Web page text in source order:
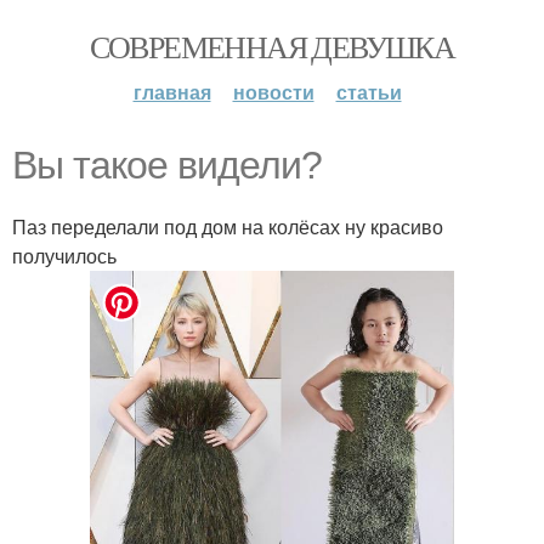
СОВРЕМЕННАЯ ДЕВУШКА
главная новости статьи
Вы такое видели?
Паз переделали под дом на колёсах ну красиво
получилось